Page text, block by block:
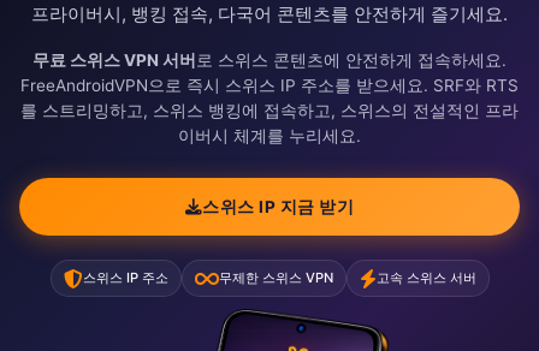
프라이버시, 뱅킹 접속, 다국어 콘텐츠를 안전하게 즐기세요.
무료 스위스 VPN 서버 로 스위스 콘텐츠에 안전하게 접속하세요.
FreeAndroidVPN으로 즉시 스위스 IP 주소를 받으세요. SRF와 RTS
를 스트리밍하고, 스위스 뱅킹에 접속하고, 스위스의 전설적인 프라
이버시 체계를 누리세요.
스위스 IP 지금 받기
스위스 IP 주소 무제한 스위스 VPN 고속 스위스 서버